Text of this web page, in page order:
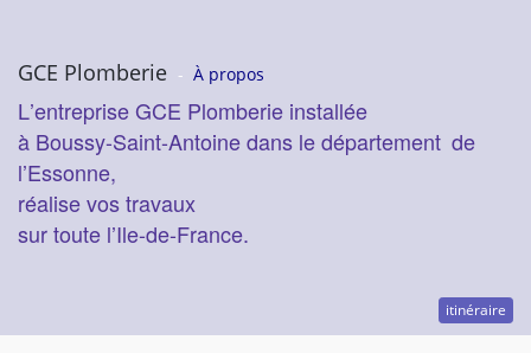
GCE Plomberie - À propos
L’entreprise GCE Plomberie installée
à Boussy-Saint-Antoine dans le département de
l’Essonne,
réalise vos travaux
sur toute l’Ile-de-France.
itinéraire